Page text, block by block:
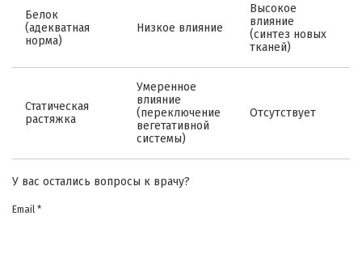
Белок
(адекватная
норма)
Низкое влияние
Высокое
влияние
(синтез новых
тканей)
Статическая
растяжка
Умеренное
влияние
(переключение
вегетативной
системы)
Отсутствует
У вас остались вопросы к врачу?
Email *